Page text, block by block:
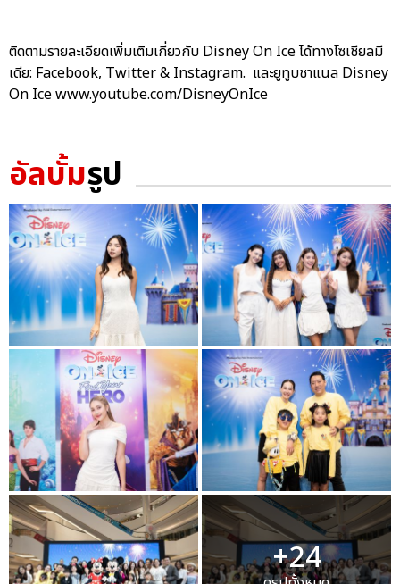
ติดตามรายละเอียดเพิ่มเติมเกี่ยวกับ Disney On Ice ได้ทางโซเชียลมี
เดีย: Facebook, Twitter & Instagram. และยูทูบชาแนล Disney
On Ice www.youtube.com/DisneyOnIce
อัลบั้มรูป
+24